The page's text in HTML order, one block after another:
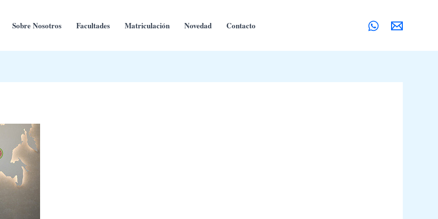
Sobre Nosotros Facultades Matriculación Novedad Contacto